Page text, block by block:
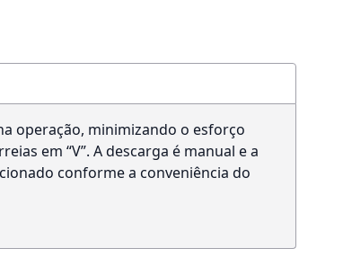
operação, minimizando o esforço
em “V”. A descarga é manual e a
conforme a conveniência do